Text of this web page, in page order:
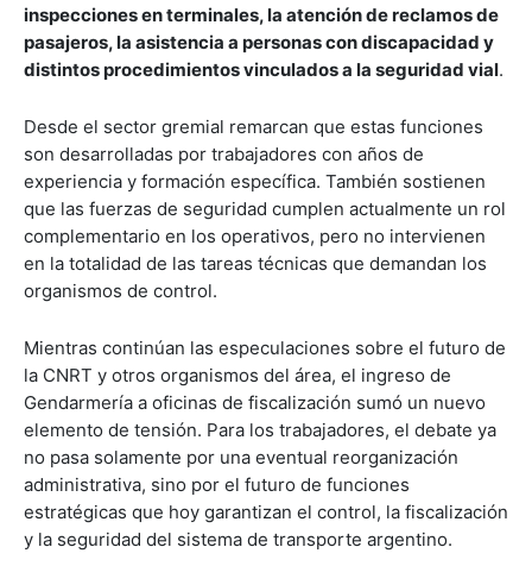
inspecciones en terminales, la atención de reclamos de
pasajeros, la asistencia a personas con discapacidad y
distintos procedimientos vinculados a la seguridad vial.
Desde el sector gremial remarcan que estas funciones
son desarrolladas por trabajadores con años de
experiencia y formación específica. También sostienen
que las fuerzas de seguridad cumplen actualmente un rol
complementario en los operativos, pero no intervienen
en la totalidad de las tareas técnicas que demandan los
organismos de control.
Mientras continúan las especulaciones sobre el futuro de
la CNRT y otros organismos del área, el ingreso de
Gendarmería a oficinas de fiscalización sumó un nuevo
elemento de tensión. Para los trabajadores, el debate ya
no pasa solamente por una eventual reorganización
administrativa, sino por el futuro de funciones
estratégicas que hoy garantizan el control, la fiscalización
y la seguridad del sistema de transporte argentino.